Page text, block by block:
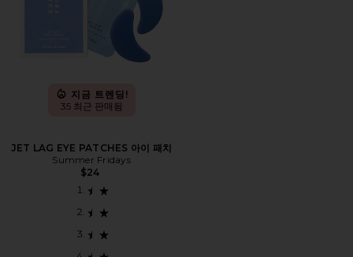
지금 트렌딩!
35 최근 판매됨
JET LAG EYE PATCHES 아이 패치
Summer Fridays
$24